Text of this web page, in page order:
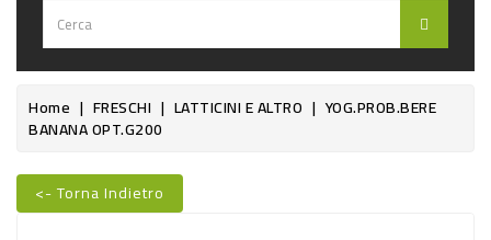
BEVANDE
ANALCOLICHE
ALCOLICHE
BEVANDE
CALDE
Home FRESCHI LATTICINI E ALTRO YOG.PROB.BERE
BANANA OPT.G200
<- Torna Indietro